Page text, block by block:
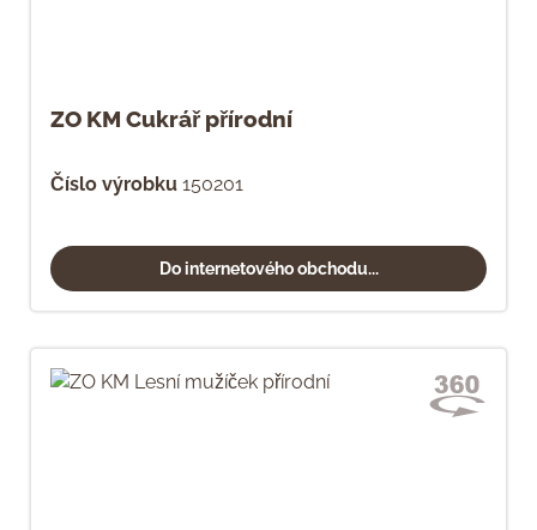
ZO KM Cukrář přírodní
Číslo výrobku 150201
Do internetového obchodu...